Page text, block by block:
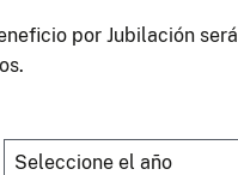
por Jubilación será